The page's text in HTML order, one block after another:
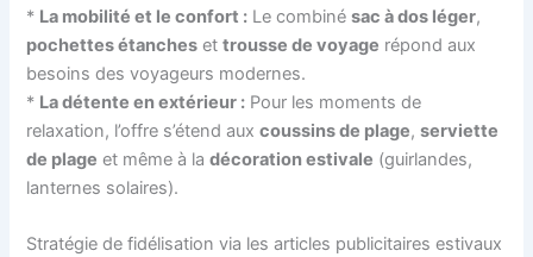
* La mobilité et le confort : Le combinésac à dos léger,
pochettes étanches ettrousse de voyage répond aux
besoins des voyageurs modernes.
* La détente en extérieur : Pour les moments de
relaxation, l’offre s’étend auxcoussins de plage,serviette
de plage et même à ladécoration estivale (guirlandes,
lanternes solaires).
Stratégie de fidélisation via les articles publicitaires estivaux